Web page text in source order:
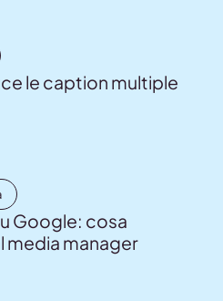
le caption multiple
Google: cosa
media manager